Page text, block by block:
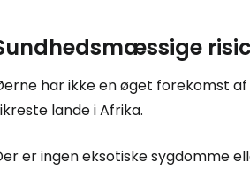
har ikke en øget forekomst
lande i Afrika.
er ingen eksotiske sygdomme